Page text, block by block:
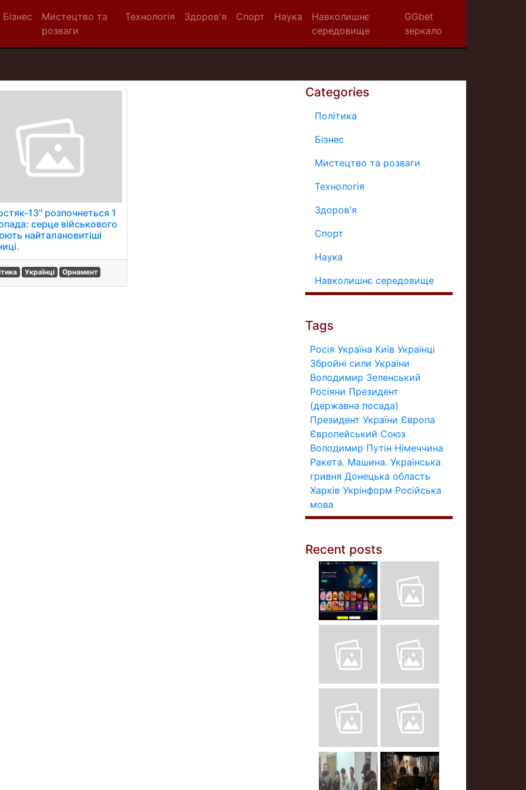
Бізнес
Мистецтво та
розваги
Технологія Здоров'я Спорт Наука
Навколишнє
середовище
GGbet
зеркало
13" розпочнеться 1
серце військового
найталановитіші
Українці Орнамент
Categories
Політика
Бізнес
Мистецтво та розваги
Технологія
Здоров'я
Спорт
Наука
Навколишнє середовище
Tags
Росія Україна Київ Українці
Збройні сили України
Володимир Зеленський
Росіяни Президент
(державна посада)
Президент України Європа
Європейський Союз
Володимир Путін Німеччина
Ракета. Машина. Українська
гривня Донецька область
Харків Укрінформ Російська
мова
Recent posts